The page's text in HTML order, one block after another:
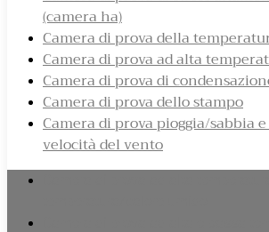
(camera ha)
Camera di prova della
Camera di prova ad alta
Camera di prova di
Camera di prova dello stampo
Camera di prova pioggia/sabbia
velocità del vento